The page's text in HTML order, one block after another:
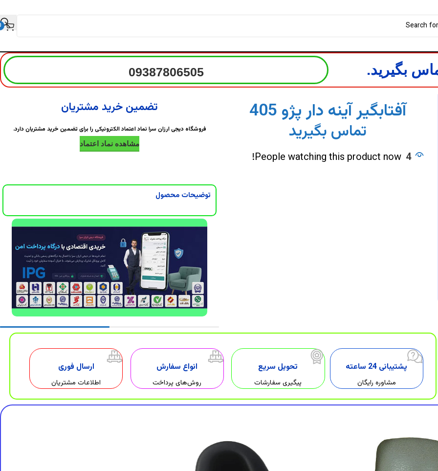
بگیرید. 09387806505
آفتابگیر آینه دار پژو 405
تماس بگیرید
4
People watching this product now!
تضمین خرید مشتریان
فروشگاه دیجی ارزان سرا نماد اعتماد الکترونیکی را برای تضمین خرید مشتریان دارد.
مشاهده نماد اعتماد
توضیحات محصول
پشتیبانی 24 ساعته
مشاوره رایگان
تحویل سریع
پیگیری سفارشات
انواع سفارش
روش‌های پرداخت
ارسال فوری
اطلاعات مشتریان